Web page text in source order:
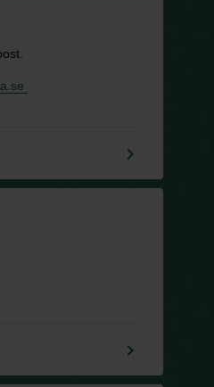
keyboard_arrow_right
keyboard_arrow_right